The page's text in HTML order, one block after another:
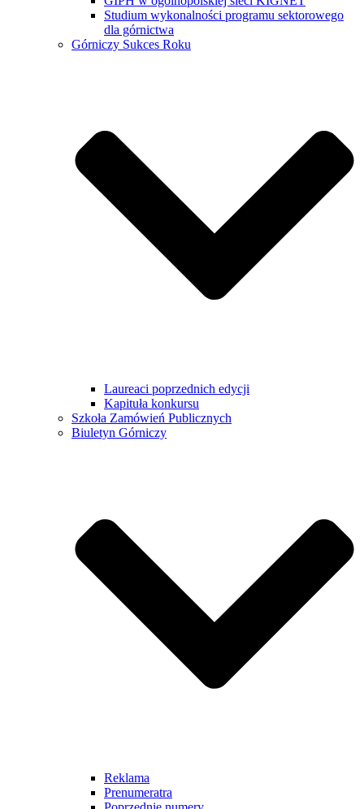
Studium wykonalności programu sektorowego
dla górnictwa
Górniczy Sukces Roku
Laureaci poprzednich edycji
Kapituła konkursu
Szkoła Zamówień Publicznych
Biuletyn Górniczy
Reklama
Prenumeratra